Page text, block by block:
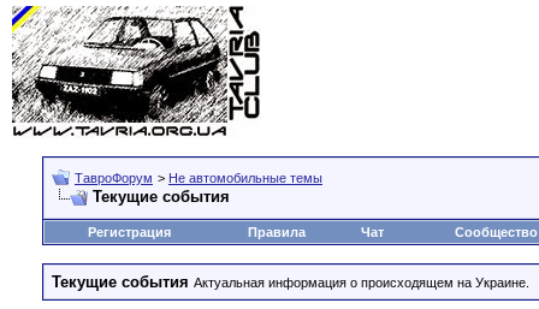
ТавроФорум > Не автомобильные темы
Текущие события
Регистрация Правила Чат Сообщество
Текущие события Актуальная информация о происходящем на Украине.